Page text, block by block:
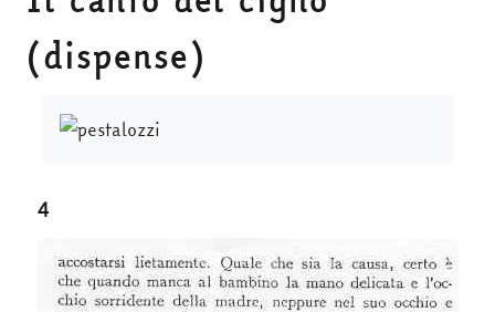
(dispense)
Aggregazione dei criteri
4